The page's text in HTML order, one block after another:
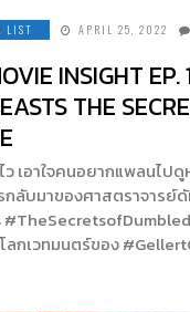
LIST APRIL 25, 2022
INSIGHT EP.
THE
ว เอาใจคนอยากแพลนไป
กลับมาของศาสตราจารย์
ลกเวทมนตร์ของ